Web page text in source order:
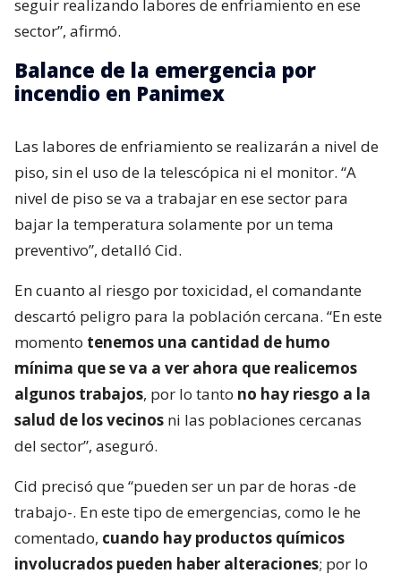
seguir realizando labores de enfriamiento en ese
sector”, afirmó.
Balance de la emergencia por
incendio en Panimex
Las labores de enfriamiento se realizarán a nivel de
piso, sin el uso de la telescópica ni el monitor. “A
nivel de piso se va a trabajar en ese sector para
bajar la temperatura solamente por un tema
preventivo”, detalló Cid.
En cuanto al riesgo por toxicidad, el comandante
descartó peligro para la población cercana. “En este
momento tenemos una cantidad de humo
mínima que se va a ver ahora que realicemos
algunos trabajos, por lo tanto no hay riesgo a la
salud de los vecinos ni las poblaciones cercanas
del sector”, aseguró.
Cid precisó que “pueden ser un par de horas -de
trabajo-. En este tipo de emergencias, como le he
comentado, cuando hay productos químicos
involucrados pueden haber alteraciones; por lo